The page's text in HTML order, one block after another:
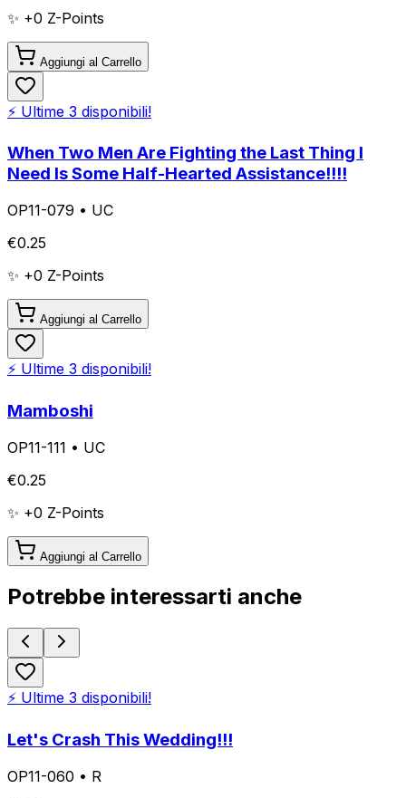
✨ +0 Z-Points
Aggiungi al Carrello
⚡ Ultime 3 disponibili!
When Two Men Are Fighting the Last Thing I
Need Is Some Half-Hearted Assistance!!!!
OP11-079 • UC
€0.25
✨ +0 Z-Points
Aggiungi al Carrello
⚡ Ultime 3 disponibili!
Mamboshi
OP11-111 • UC
€0.25
✨ +0 Z-Points
Aggiungi al Carrello
Potrebbe interessarti anche
⚡ Ultime 3 disponibili!
Let's Crash This Wedding!!!
OP11-060 • R